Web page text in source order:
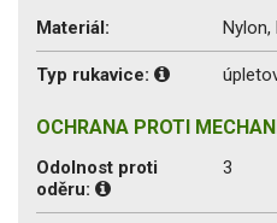
Materiál: Nylon,
Typ rukavice:
OCHRANA PROTI
Odolnost proti
oděru:
3